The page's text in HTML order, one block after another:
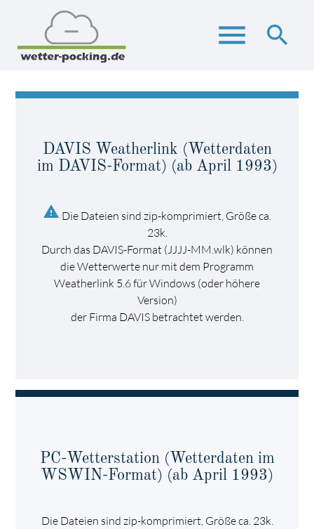
menu search
DAVIS Weatherlink (Wetterdaten
im DAVIS-Format) (ab April 1993)
warning Die Dateien sind zip-komprimiert, Größe ca.
23k.
Durch das DAVIS-Format (JJJJ-MM.wlk) können
die Wetterwerte nur mit dem Programm
Weatherlink 5.6 für Windows (oder höhere
Version)
der Firma DAVIS betrachtet werden.
PC-Wetterstation (Wetterdaten im
WSWIN-Format) (ab April 1993)
Die Dateien sind zip-komprimiert, Größe ca. 23k.